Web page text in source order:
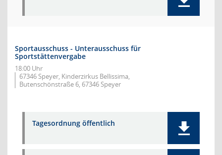
Sportausschuss - Unterausschuss für
Sportstättenvergabe
18:00 Uhr
67346 Speyer, Kinderzirkus Bellissima,
Butenschönstraße 6, 67346 Speyer
Tagesordnung öffentlich